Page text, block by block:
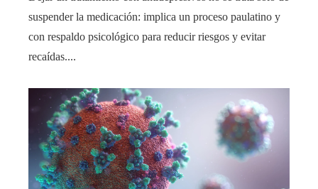
suspender la medicación: implica un proceso paulatino y
con respaldo psicológico para reducir riesgos y evitar
recaídas....